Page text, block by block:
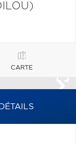
CARTE